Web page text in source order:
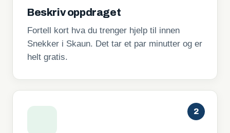
Beskriv oppdraget
Fortell kort hva du trenger hjelp til innen
Snekker i Skaun. Det tar et par minutter og er
helt gratis.
2